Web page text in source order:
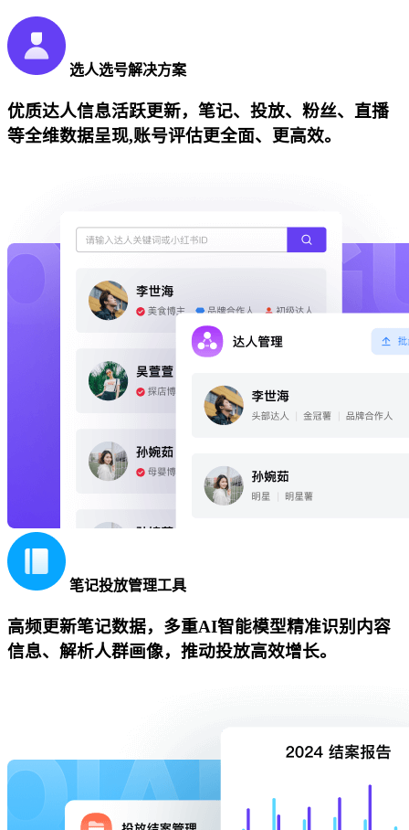
选人选号解决方案
优质达人信息活跃更新，笔记、投放、粉丝、直播
等全维数据呈现,账号评估更全面、更高效。
笔记投放管理工具
高频更新笔记数据，多重AI智能模型精准识别内容
信息、解析人群画像，推动投放高效增长。